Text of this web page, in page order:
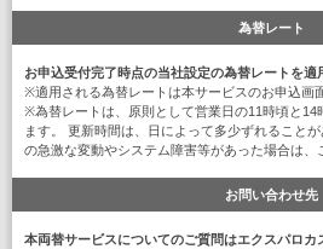
為替レート
お申込受付完了時点の当社設定の為替レートを適
※適用される為替レートは本サービスのお申込画
※為替レートは、原則として営業日の11時頃と14
ます。 更新時間は、日によって多少ずれること
の急激な変動やシステム障害等があった場合は、
お問い合わせ先
本両替サービスについてのご質問はエクスパロ